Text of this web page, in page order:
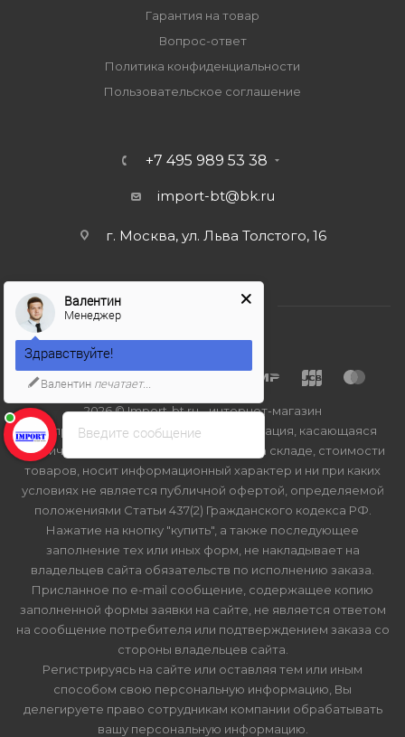
Гарантия на товар
Вопрос-ответ
Политика конфиденциальности
Пользовательское соглашение
+7 495 989 53 38
import-bt@bk.ru
г. Москва, ул. Льва Толстого, 16
2026 © Import-bt.ru - интернет-магазин
Вся представленная на сайте информация, касающаяся
технических характеристик, наличия на складе, стоимости
товаров, носит информационный характер и ни при каких
условиях не является публичной офертой, определяемой
положениями Статьи 437(2) Гражданского кодекса РФ.
Нажатие на кнопку "купить", а также последующее
заполнение тех или иных форм, не накладывает на
владельцев сайта обязательств по исполнению заказа.
Присланное по e-mail сообщение, содержащее копию
заполненной формы заявки на сайте, не является ответом
на сообщение потребителя или подтверждением заказа со
стороны владельцев сайта.
Регистрируясь на сайте или оставляя тем или иным
способом свою персональную информацию, Вы
делегируете право сотрудникам компании обрабатывать
вашу персональную информацию.
Введите сообщение
Валентин
Менеджер
Здравствуйте!
Валентин печатает...